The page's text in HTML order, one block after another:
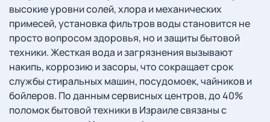
высокие уровни солей, хлора и механических
примесей, установка фильтров воды становится не
просто вопросом здоровья, но и защиты бытовой
техники. Жесткая вода и загрязнения вызывают
накипь, коррозию и засоры, что сокращает срок
службы стиральных машин, посудомоек, чайников и
бойлеров. По данным сервисных центров, до 40%
поломок бытовой техники в Израиле связаны с